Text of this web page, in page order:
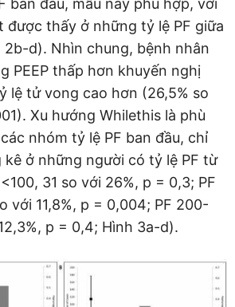
được thấy ở những tỷ lệ PF giữa
2b-d). Nhìn chung, bệnh nhân
PEEP thấp hơn khuyến nghị
lệ tử vong cao hơn (26,5% so
Xu hướng Whilethis là phù
nhóm tỷ lệ PF ban đầu, chỉ
ở những người có tỷ lệ PF từ
31 so với 26%, p = 0,3; PF
với 11,8%, p = 0,004; PF 200-
p = 0,4; Hình 3a-d).